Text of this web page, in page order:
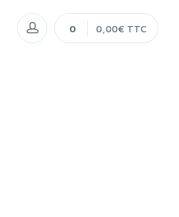
0 0,00€ TTC